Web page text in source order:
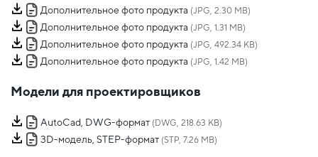
Дополнительное фото продукта (JPG, 2.30 MB)
Дополнительное фото продукта (JPG, 1.31 MB)
Дополнительное фото продукта (JPG, 492.34 KB)
Дополнительное фото продукта (JPG, 1.42 MB)
Модели для проектировщиков
AutoCad, DWG-формат (DWG, 218.63 KB)
3D-модель, STEP-формат (STP, 7.26 MB)